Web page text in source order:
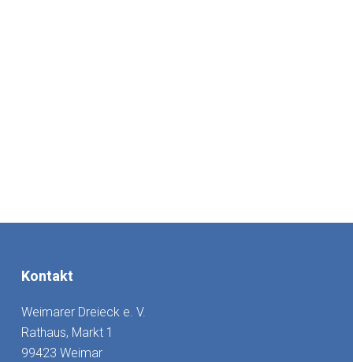
Kontakt
Weimarer Dreieck e. V.
Rathaus, Markt 1
99423 Weimar